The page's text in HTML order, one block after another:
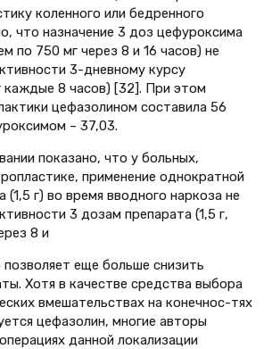
коленного или бедренного
что назначение 3 доз цефуроксима
по 750 мг через 8 и 16 часов) не
3-дневному курсу
каждые 8 часов) [32]. При этом
цефазолином составила 56
– 37,03.
показано, что у больных,
применение однократной
г) во время вводного наркоза не
3 дозам препарата (1,5 г,
8 и
еще больше снизить
Хотя в качестве средства выбора
вмешательствах на конечнос-тях
цефазолин, многие авторы
данной локализации